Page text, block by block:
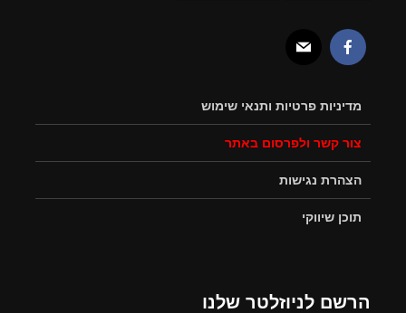
מדיניות פרטיות ותנאי שימוש
צור קשר ולפרסום באתר
הצהרת נגישות
תוכן שיווקי
הרשם לניוזלטר שלנו